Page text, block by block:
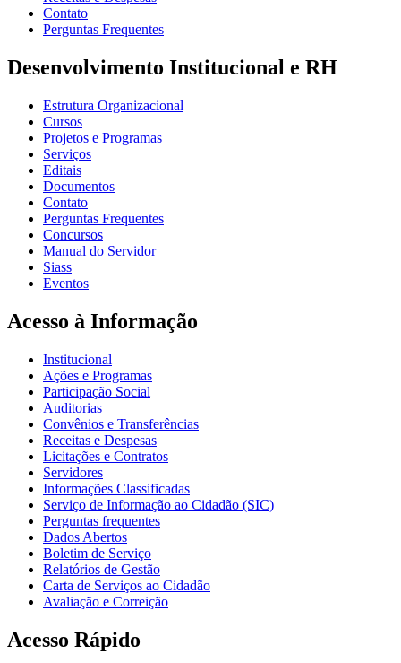
Contato
Perguntas Frequentes
Desenvolvimento Institucional e RH
Estrutura Organizacional
Cursos
Projetos e Programas
Serviços
Editais
Documentos
Contato
Perguntas Frequentes
Concursos
Manual do Servidor
Siass
Eventos
Acesso à Informação
Institucional
Ações e Programas
Participação Social
Auditorias
Convênios e Transferências
Receitas e Despesas
Licitações e Contratos
Servidores
Informações Classificadas
Serviço de Informação ao Cidadão (SIC)
Perguntas frequentes
Dados Abertos
Boletim de Serviço
Relatórios de Gestão
Carta de Serviços ao Cidadão
Avaliação e Correição
Acesso Rápido